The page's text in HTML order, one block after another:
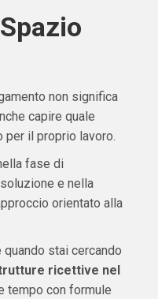
non significa
capire quale
per il proprio lavoro.
fase di
e nella
orientato alla
stai cercando
ricettive nel
tempo con formule